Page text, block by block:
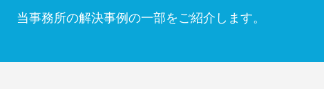
当事務所の解決事例の一部をご紹介します。